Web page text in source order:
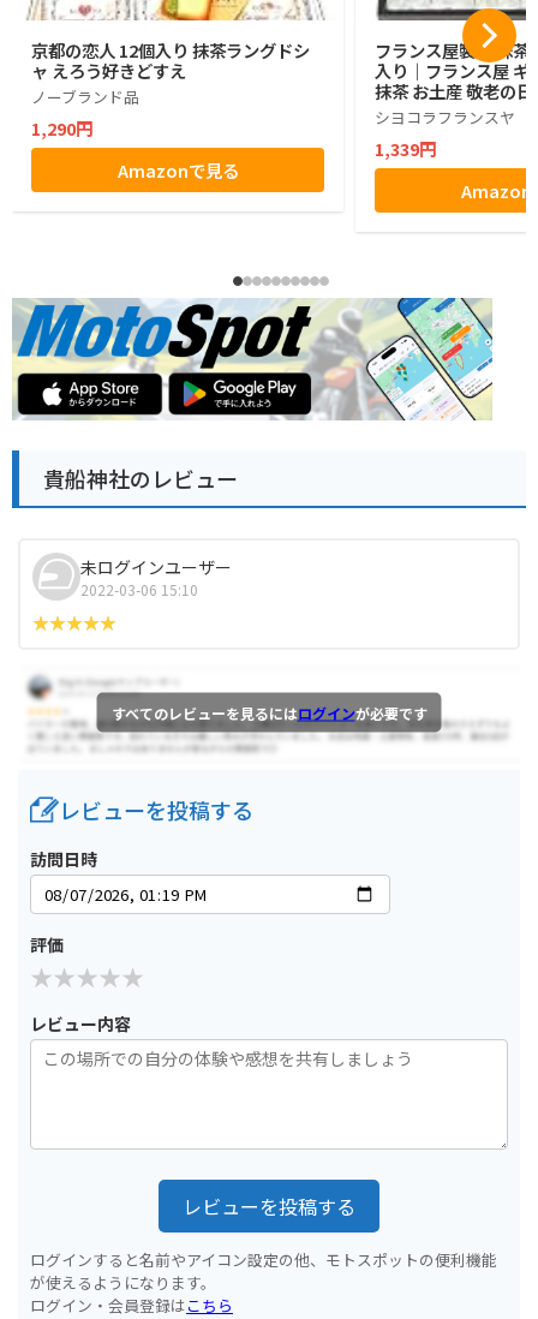
京都の恋人 12個入り 抹茶ラングドシ
ャ えろう好きどすえ
ノーブランド品
1,290円
Amazonで見る
フランス屋製菓 抹茶
入り｜フランス屋 ギ
抹茶 お土産 敬老の日
シヨコラフランスヤ
1,339円
Amazon
貴船神社のレビュー
未ログインユーザー
2022-03-06 15:10
すべてのレビューを見るにはログインが必要です
レビューを投稿する
訪問日時
評価
レビュー内容
レビューを投稿する
ログインすると名前やアイコン設定の他、モトスポットの便利機能
が使えるようになります。
ログイン・会員登録はこちら